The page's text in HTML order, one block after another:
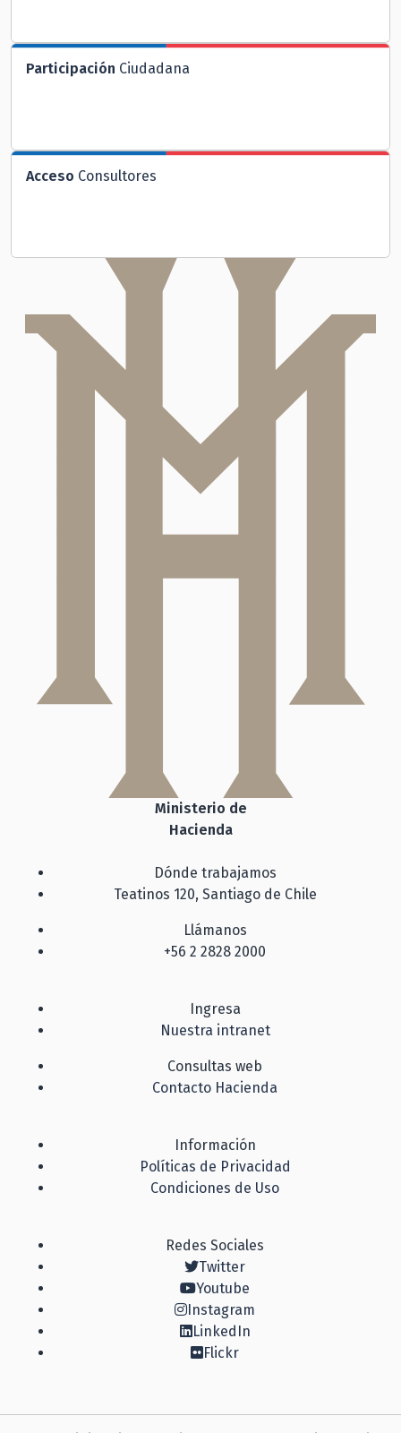
Participación Ciudadana
Acceso Consultores
Ministerio de
Hacienda
Dónde trabajamos
Teatinos 120, Santiago de Chile
Llámanos
+56 2 2828 2000
Ingresa
Nuestra intranet
Consultas web
Contacto Hacienda
Información
Políticas de Privacidad
Condiciones de Uso
Redes Sociales
Twitter
Youtube
Instagram
LinkedIn
Flickr